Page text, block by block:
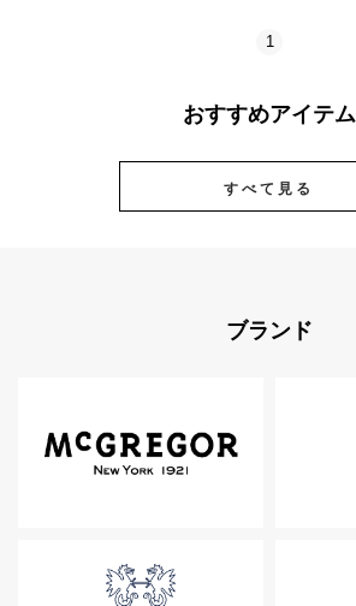
1
おすすめアイテム
すべて見る
ブランド